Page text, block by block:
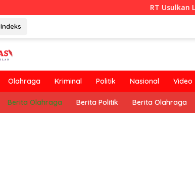
RT Usulkan Lomba
Indeks
Olahraga Kriminal Politik Nasional Video
Berita Olahraga Berita Politik Berita Olahraga